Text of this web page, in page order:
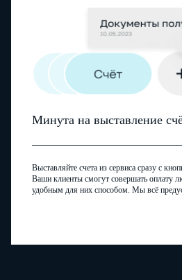
Минута на выставление
Выставляйте счета из сервиса сразу с
Ваши клиенты смогут совершать оплату
удобным для них способом. Мы всё